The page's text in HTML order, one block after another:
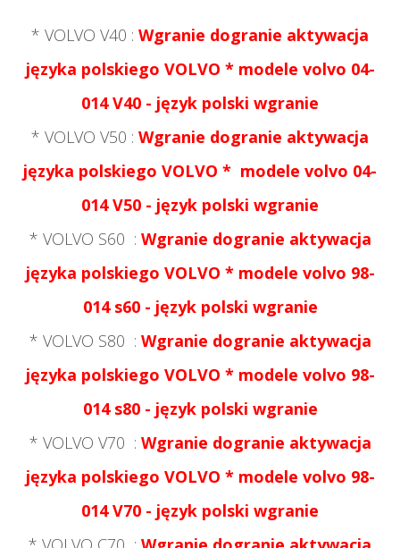
* VOLVO V40 : Wgranie dogranie aktywacja
języka polskiego VOLVO * modele volvo 04-
014 V40 - język polski wgranie
* VOLVO V50 : Wgranie dogranie aktywacja
języka polskiego VOLVO * modele volvo 04-
014 V50 - język polski wgranie
* VOLVO S60 : Wgranie dogranie aktywacja
języka polskiego VOLVO * modele volvo 98-
014 s60 - język polski wgranie
* VOLVO S80 : Wgranie dogranie aktywacja
języka polskiego VOLVO * modele volvo 98-
014 s80 - język polski wgranie
* VOLVO V70 : Wgranie dogranie aktywacja
języka polskiego VOLVO * modele volvo 98-
014 V70 - język polski wgranie